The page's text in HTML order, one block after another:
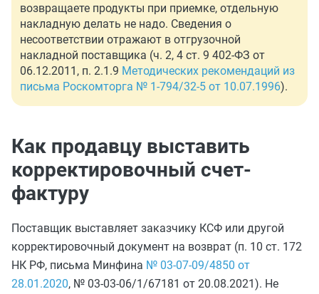
возвращаете продукты при приемке, отдельную
накладную делать не надо. Сведения о
несоответствии отражают в отгрузочной
накладной поставщика (ч. 2, 4 ст. 9 402-ФЗ от
06.12.2011, п. 2.1.9 Методических рекомендаций из
письма Роскомторга № 1-794/32-5 от 10.07.1996).
Как продавцу выставить
корректировочный счет-
фактуру
Поставщик выставляет заказчику КСФ или другой
корректировочный документ на возврат (п. 10 ст. 172
НК РФ, письма Минфина № 03-07-09/4850 от
28.01.2020, № 03-03-06/1/67181 от 20.08.2021). Не